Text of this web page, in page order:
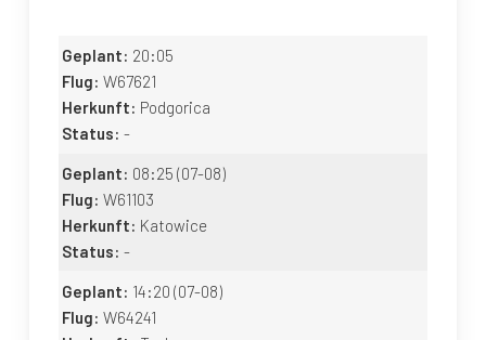
Geplant: 20:05
Flug: W67621
Herkunft: Podgorica
Status: -
Geplant: 08:25(07-08)
Flug: W61103
Herkunft: Katowice
Status: -
Geplant: 14:20(07-08)
Flug: W64241